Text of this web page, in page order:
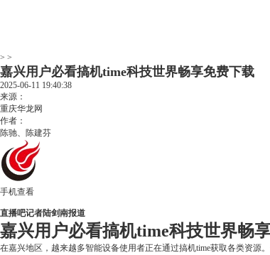
> >
嘉兴用户必看搞机time科技世界畅享免费下载
2025-06-11 19:40:38
来源：
重庆华龙网
作者：
陈驰、陈建芬
手机查看
直播吧记者陆剑南报道
嘉兴用户必看搞机time科技世界畅
在嘉兴地区，越来越多智能设备使用者正在通过搞机time获取各类资